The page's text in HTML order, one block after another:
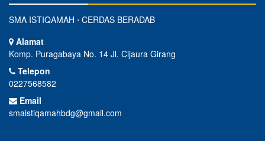
SMA ISTIQAMAH ⋅ CERDAS BERADAB
Alamat
Komp. Puragabaya No. 14 Jl. Cijaura Girang
Telepon
0227568582
Email
smaistiqamahbdg@gmail.com